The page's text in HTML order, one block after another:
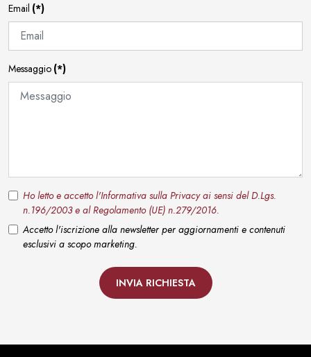
Email (*)
Messaggio (*)
Ho letto e accetto l'Informativa sulla Privacy ai sensi del D.Lgs.
n.196/2003 e al Regolamento (UE) n.279/2016.
Accetto l'iscrizione alla newsletter per aggiornamenti e contenuti
esclusivi a scopo marketing.
INVIA RICHIESTA